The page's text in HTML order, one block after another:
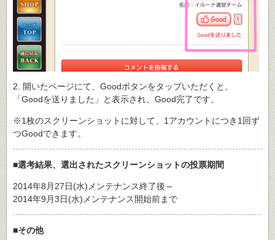
2. 開いたページにて、Goodボタンをタップいただくと、
「Goodを送りました」と表示され、Good完了です。
※1枚のスクリーンショットに対して、1アカウントにつき1回ず
つGoodできます。
■選考結果、選出されたスクリーンショットの投票期間
2014年8月27日(水)メンテナンス終了後～
2014年9月3日(水)メンテナンス開始前まで
■その他